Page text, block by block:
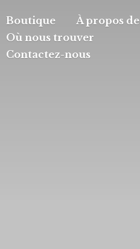
Boutique
À propos de
Où nous trouver
Contactez-nous